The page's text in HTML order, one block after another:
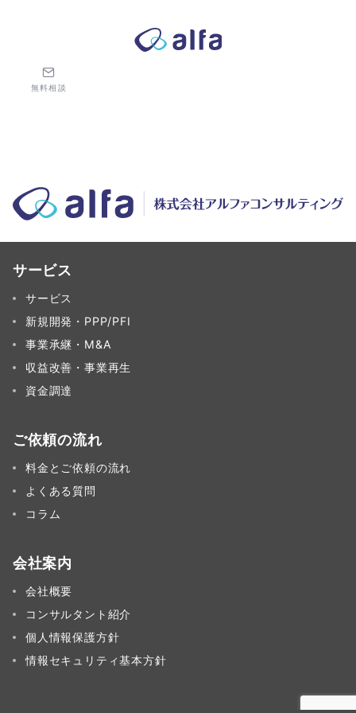
無料相談
株式会社アルファコンサルティング｜ホテル・旅館・観光業の事
サービス
サービス
新規開発・PPP/PFI
事業承継・M&A
収益改善・事業再生
資金調達
ご依頼の流れ
料金とご依頼の流れ
よくある質問
コラム
会社案内
会社概要
コンサルタント紹介
個人情報保護方針
情報セキュリティ基本方針